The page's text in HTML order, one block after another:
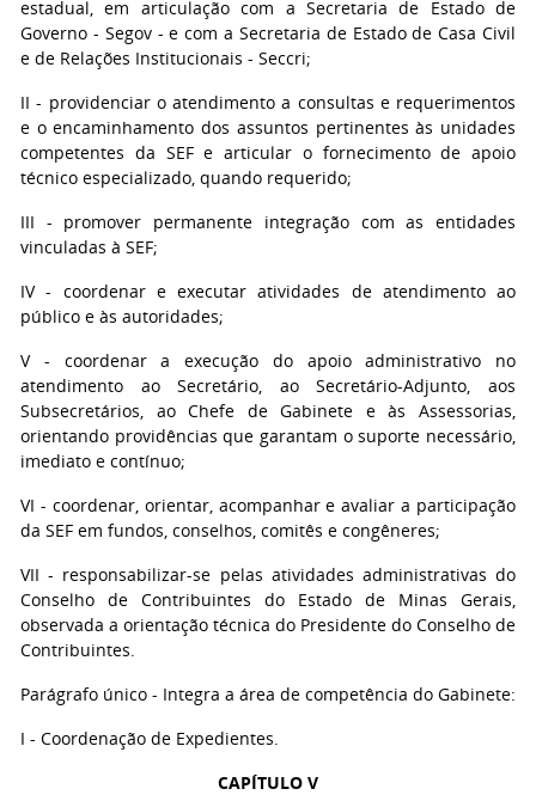
estadual, em articulação com a Secretaria de Estado de
Governo - Segov - e com a Secretaria de Estado de Casa Civil
e de Relações Institucionais - Seccri;
II - providenciar o atendimento a consultas e requerimentos
e o encaminhamento dos assuntos pertinentes às unidades
competentes da SEF e articular o fornecimento de apoio
técnico especializado, quando requerido;
III - promover permanente integração com as entidades
vinculadas à SEF;
IV - coordenar e executar atividades de atendimento ao
público e às autoridades;
V - coordenar a execução do apoio administrativo no
atendimento ao Secretário, ao Secretário-Adjunto, aos
Subsecretários, ao Chefe de Gabinete e às Assessorias,
orientando providências que garantam o suporte necessário,
imediato e contínuo;
VI - coordenar, orientar, acompanhar e avaliar a participação
da SEF em fundos, conselhos, comitês e congêneres;
VII - responsabilizar-se pelas atividades administrativas do
Conselho de Contribuintes do Estado de Minas Gerais,
observada a orientação técnica do Presidente do Conselho de
Contribuintes.
Parágrafo único - Integra a área de competência do Gabinete:
I - Coordenação de Expedientes.
CAPÍTULO V